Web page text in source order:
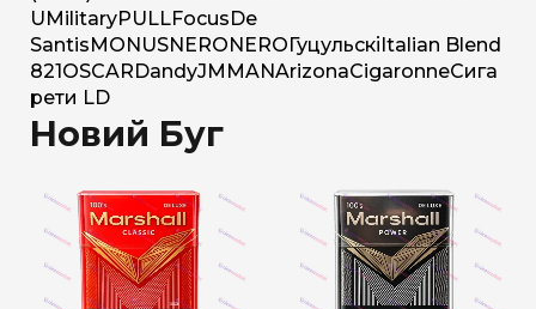
U MilitaryPULLFocus De
Santis MONUSNERO NERO Гуцульскі Italian Blend
821 OSCAR DandyJM MANArizonaCigaronneСига
рети LD
Новий Буг